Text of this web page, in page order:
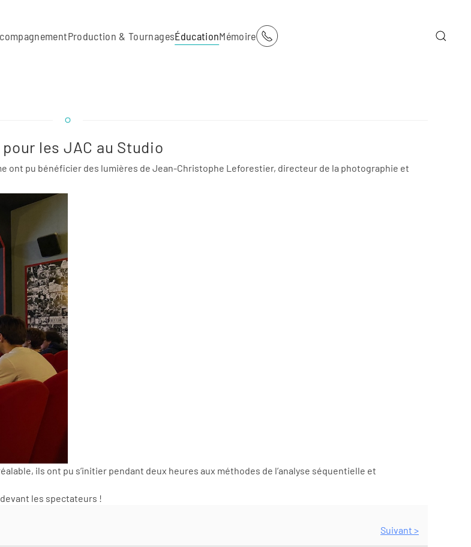
Production & TournagesÉducationMémoire
les JAC au Studio
ont pu bénéficier des lumières de Jean-Christophe Leforestier, directeur de la photographie et
ils ont pu s’initier pendant deux heures aux méthodes de l’analyse séquentielle et
les spectateurs !
Suivant >